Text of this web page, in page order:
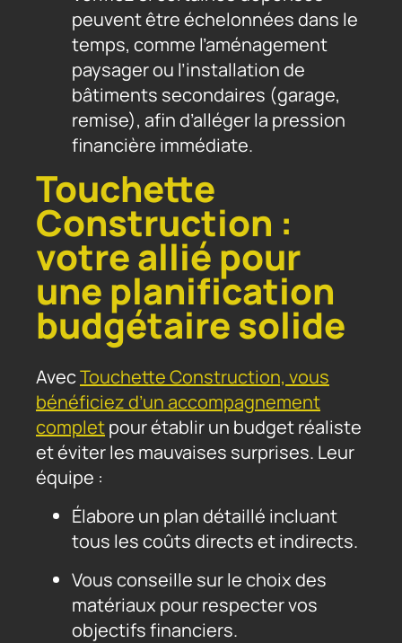
peuvent être échelonnées dans le
temps, comme l’aménagement
paysager ou l’installation de
bâtiments secondaires (garage,
remise), afin d’alléger la pression
financière immédiate.
Touchette
Construction :
votre allié pour
une planification
budgétaire solide
AvecTouchette Construction, vous
bénéficiez d’un accompagnement
completpour établir un budget réaliste
et éviter les mauvaises surprises. Leur
équipe :
Élabore un plan détaillé incluant
tous les coûts directs et indirects.
Vous conseille sur le choix des
matériaux pour respecter vos
objectifs financiers.